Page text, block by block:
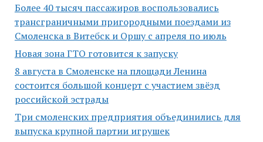
Более 40 тысяч пассажиров воспользовались
трансграничными пригородными поездами из
Смоленска в Витебск и Оршу с апреля по июль
Новая зона ГТО готовится к запуску
8 августа в Смоленске на площади Ленина
состоится большой концерт с участием звёзд
российской эстрады
Три смоленских предприятия объединились для
выпуска крупной партии игрушек